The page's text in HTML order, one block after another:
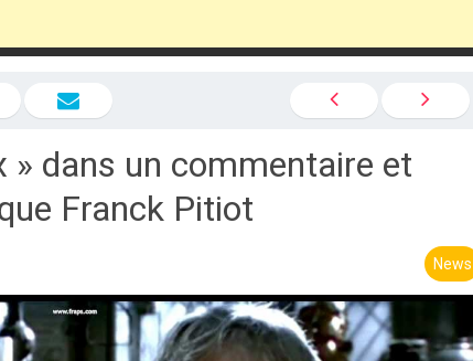
» dans un commentaire et
Franck Pitiot
News